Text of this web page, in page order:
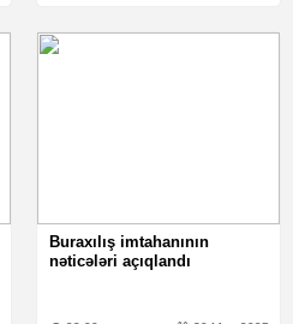
Buraxılış imtahanının
nəticələri açıqlandı